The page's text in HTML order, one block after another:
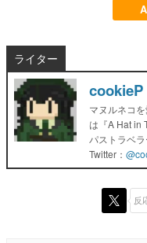
ライター
cookieP
マヌルネコ
は『A Hat in
パストラベ
Twitter：
反